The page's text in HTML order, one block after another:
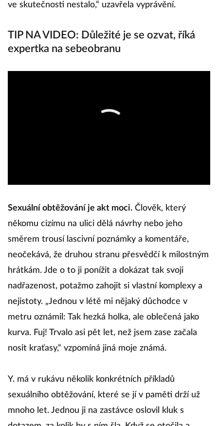
ve skutečnosti nestalo,“ uzavřela vyprávění.
TIP NA VIDEO: Důležité je se ozvat, říká
expertka na sebeobranu
Sexuální obtěžování je akt moci. Člověk, který
někomu cizímu na ulici dělá návrhy nebo jeho
směrem trousí lascivní poznámky a komentáře,
neočekává, že druhou stranu přesvědčí k milostným
hrátkám. Jde o to ji ponížit a dokázat tak svoji
nadřazenost, potažmo zahojit si vlastní komplexy a
nejistoty. „Jednou v létě mi nějaký důchodce v
metru oznámil: Tak hezká holka, ale oblečená jako
kurva. Fuj! Trvalo asi pět let, než jsem zase začala
nosit kraťasy,“ vzpomíná jiná moje známá.
Y. má v rukávu několik konkrétních příkladů
sexuálního obtěžování, které se jí v paměti drží už
mnoho let. Jednou ji na zastávce oslovil kluk s